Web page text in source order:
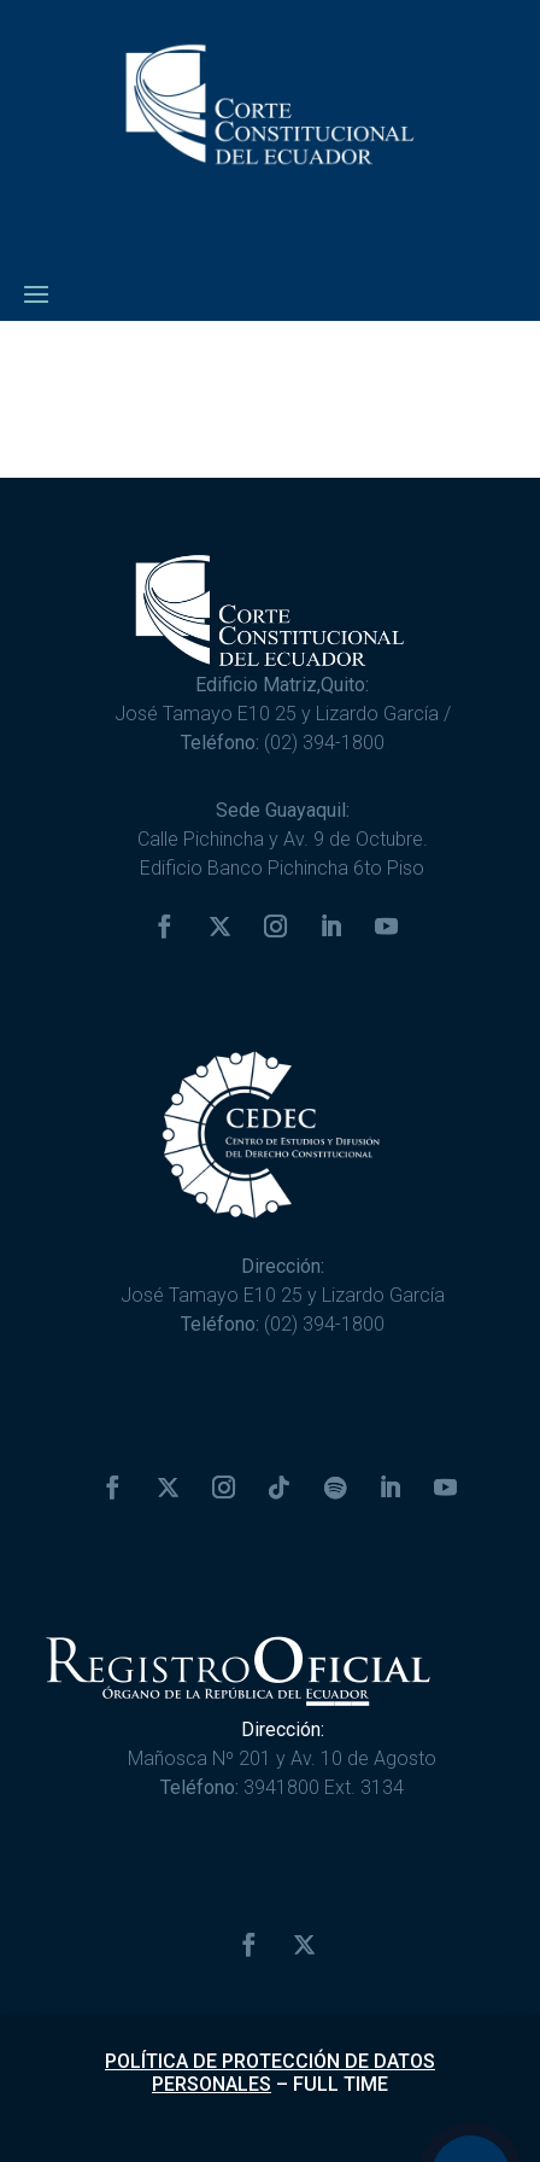
Edificio Matriz,Quito:
José Tamayo E10 25 y Lizardo García /
Teléfono: (02) 394-1800
Sede Guayaquil:
Calle Pichincha y Av. 9 de Octubre.
Edificio Banco Pichincha 6to Piso
Dirección:
José Tamayo E10 25 y Lizardo García
Teléfono: (02) 394-1800
Dirección:
Mañosca Nº 201 y Av. 10 de Agosto
Teléfono: 3941800 Ext. 3134
POLÍTICA DE PROTECCIÓN DE DATOS
PERSONALES – FULL TIME